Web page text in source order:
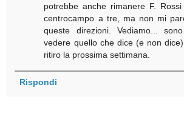
potrebbe anche rimanere F.
centrocampo a tre, ma non mi
queste direzioni. Vediamo...
vedere quello che dice (e non
ritiro la prossima settimana.
Rispondi